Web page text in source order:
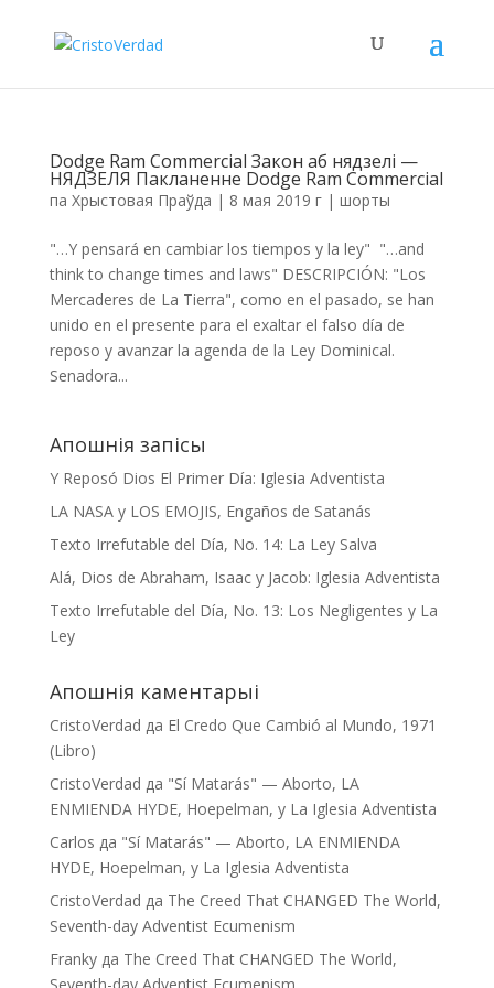
Dodge Ram Commercial Закон аб нядзелі —
НЯДЗЕЛЯ Пакланенне Dodge Ram Commercial
па Хрыстовая Праўда | 8 мая 2019 г| шорты
"…Y pensará en cambiar los tiempos y la ley" "…and
think to change times and laws" DESCRIPCIÓN: "Los
Mercaderes de La Tierra", como en el pasado, se han
unido en el presente para el exaltar el falso día de
reposo y avanzar la agenda de la Ley Dominical.
Senadora...
Апошнія запісы
Y Reposó Dios El Primer Día: Iglesia Adventista
LA NASA y LOS EMOJIS, Engaños de Satanás
Texto Irrefutable del Día, No. 14: La Ley Salva
Alá, Dios de Abraham, Isaac y Jacob: Iglesia Adventista
Texto Irrefutable del Día, No. 13: Los Negligentes y La
Ley
Апошнія каментарыі
CristoVerdad да El Credo Que Cambió al Mundo, 1971
(Libro)
CristoVerdad да "Sí Matarás" — Aborto, LA
ENMIENDA HYDE, Hoepelman, y La Iglesia Adventista
Carlos да "Sí Matarás" — Aborto, LA ENMIENDA
HYDE, Hoepelman, y La Iglesia Adventista
CristoVerdad да The Creed That CHANGED The World,
Seventh-day Adventist Ecumenism
Frankyда The Creed That CHANGED The World,